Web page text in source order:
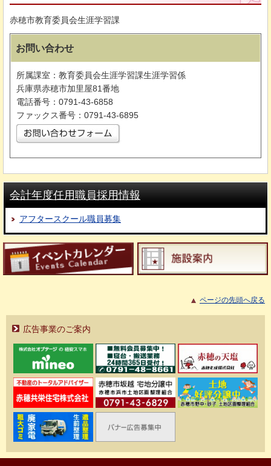
赤穂市教育委員会生涯学習課
お問い合わせ
所属課室：教育委員会生涯学習課生涯学習係
兵庫県赤穂市加里屋81番地
電話番号：0791-43-6858
ファックス番号：0791-43-6895
会計年度任用職員採用情報
アフタースクール職員募集
ページの先頭へ戻る
広告事業のご案内